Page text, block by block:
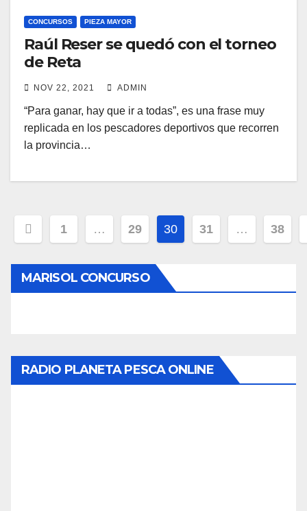
CONCURSOS PIEZA MAYOR
Raúl Reser se quedó con el torneo
de Reta
NOV 22, 2021 ADMIN
“Para ganar, hay que ir a todas”, es una frase muy
replicada en los pescadores deportivos que recorren
la provincia…
Navegación
entradas
1 … 29 30 31 … 38
MARISOL CONCURSO
RADIO PLANETA PESCA ONLINE